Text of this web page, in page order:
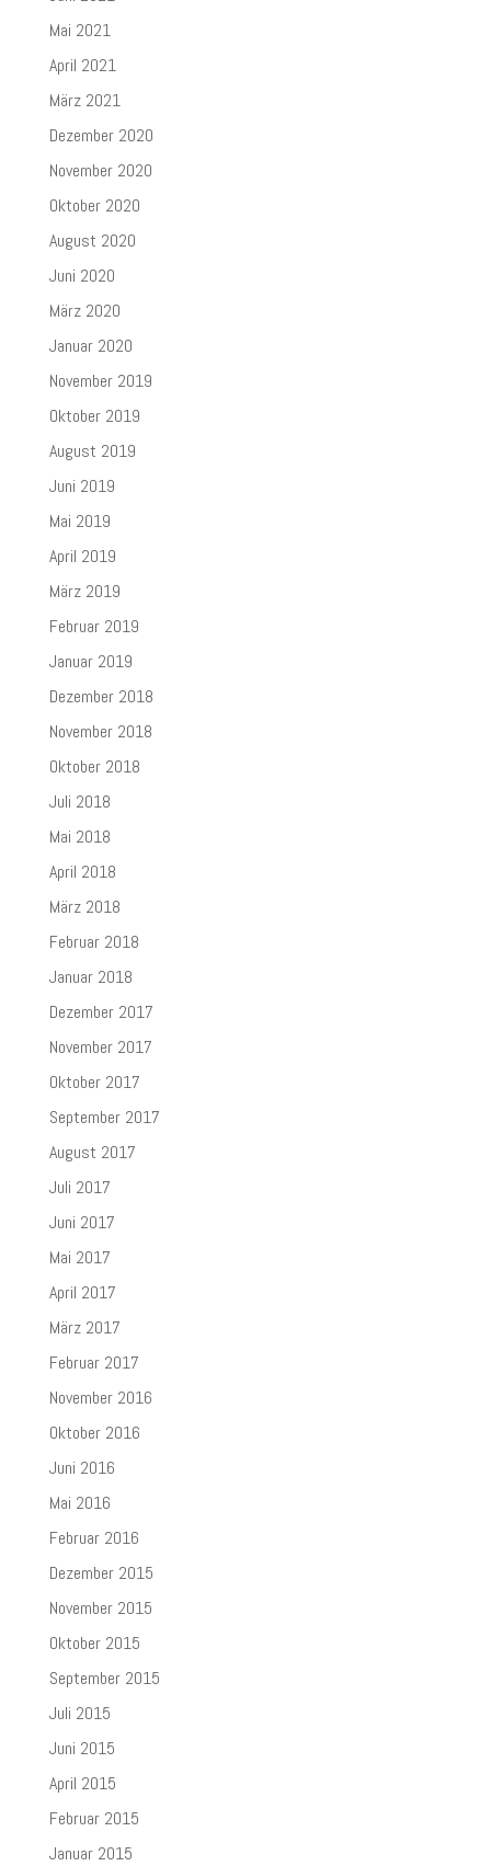
Mai 2021
April 2021
März 2021
Dezember 2020
November 2020
Oktober 2020
August 2020
Juni 2020
März 2020
Januar 2020
November 2019
Oktober 2019
August 2019
Juni 2019
Mai 2019
April 2019
März 2019
Februar 2019
Januar 2019
Dezember 2018
November 2018
Oktober 2018
Juli 2018
Mai 2018
April 2018
März 2018
Februar 2018
Januar 2018
Dezember 2017
November 2017
Oktober 2017
September 2017
August 2017
Juli 2017
Juni 2017
Mai 2017
April 2017
März 2017
Februar 2017
November 2016
Oktober 2016
Juni 2016
Mai 2016
Februar 2016
Dezember 2015
November 2015
Oktober 2015
September 2015
Juli 2015
Juni 2015
April 2015
Februar 2015
Januar 2015